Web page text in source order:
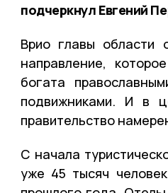
подчеркнул Евгений
Врио главы области
направление,
богата
подвижниками. И в
правительство
С начала
уже 45 тысяч